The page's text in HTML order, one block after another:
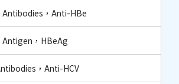
Antibodies，Anti-HBe
，HBeAg
，Anti-HCV